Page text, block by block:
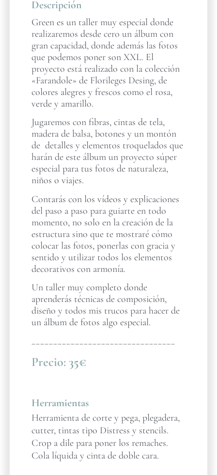
Descripción
Green es un taller muy especial donde
realizaremos desde cero un álbum con
gran capacidad, donde además las fotos
que podemos poner son XXL. El
proyecto está realizado con la colección
«Farandole» de Florileges Desing, de
colores alegres y frescos como el rosa,
verde y amarillo.
Jugaremos con fibras, cintas de tela,
madera de balsa, botones y un montón
de detalles y elementos troquelados que
harán de este álbum un proyecto súper
especial para tus fotos de naturaleza,
niños o viajes.
Contarás con los vídeos y explicaciones
del paso a paso para guiarte en todo
momento, no solo en la creación de la
estructura sino que te mostraré cómo
colocar las fotos, ponerlas con gracia y
sentido y utilizar todos los elementos
decorativos con armonía.
Un taller muy completo donde
aprenderás técnicas de composición,
diseño y todos mis trucos para hacer de
un álbum de fotos algo especial.
_________________________________
Precio: 35€
Herramientas
Herramienta de corte y pega, plegadera,
cutter, tintas tipo Distress y stencils.
Crop a dile para poner los remaches.
Cola líquida y cinta de doble cara.